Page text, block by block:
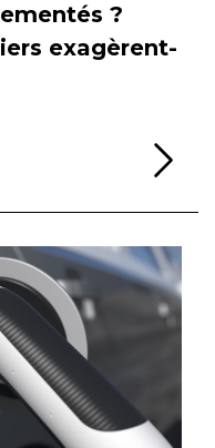
?
exagèrent-